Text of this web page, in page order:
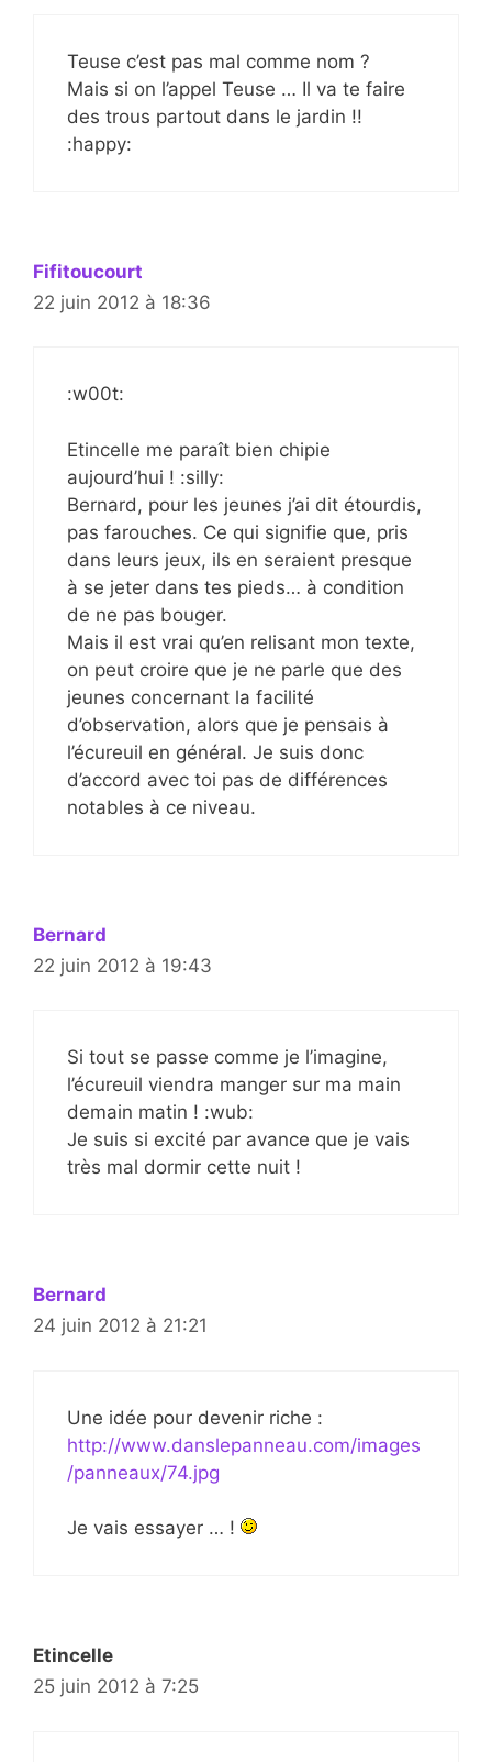
Teuse c’est pas mal comme nom ?
Mais si on l’appel Teuse … Il va te faire
des trous partout dans le jardin !!
:happy:
Fifitoucourt
22 juin 2012 à 18:36
:w00t:
Etincelle me paraît bien chipie
aujourd’hui ! :silly:
Bernard, pour les jeunes j’ai dit étourdis,
pas farouches. Ce qui signifie que, pris
dans leurs jeux, ils en seraient presque
à se jeter dans tes pieds… à condition
de ne pas bouger.
Mais il est vrai qu’en relisant mon texte,
on peut croire que je ne parle que des
jeunes concernant la facilité
d’observation, alors que je pensais à
l’écureuil en général. Je suis donc
d’accord avec toi pas de différences
notables à ce niveau.
Bernard
22 juin 2012 à 19:43
Si tout se passe comme je l’imagine,
l’écureuil viendra manger sur ma main
demain matin ! :wub:
Je suis si excité par avance que je vais
très mal dormir cette nuit !
Bernard
24 juin 2012 à 21:21
Une idée pour devenir riche :
http://www.danslepanneau.com/images
/panneaux/74.jpg
Je vais essayer … !
Etincelle
25 juin 2012 à 7:25